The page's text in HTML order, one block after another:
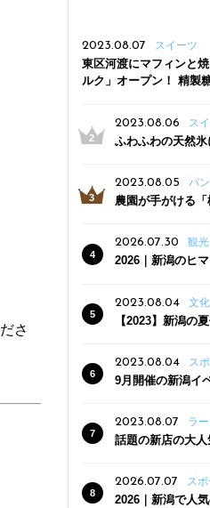
さ
2023.08.07 スイーツ
東区河渡にマフィンと
ルク」オープン！ 精製
2023.08.06
ス
ふわふわの天然
三条駅近くにオー
2023.08.05 パン
農園が手がける
った焼きたてパン
トやスムージーも
2026.07.30 観光
2026｜新潟のヒ
2023.08.04
文
【2023】新潟の
2023.08.04
ス
9月開催の新潟イ
2023.08.07 ラ
話題の新店の大
クーポン登場
2026.07.07 ス
2026｜新潟で人